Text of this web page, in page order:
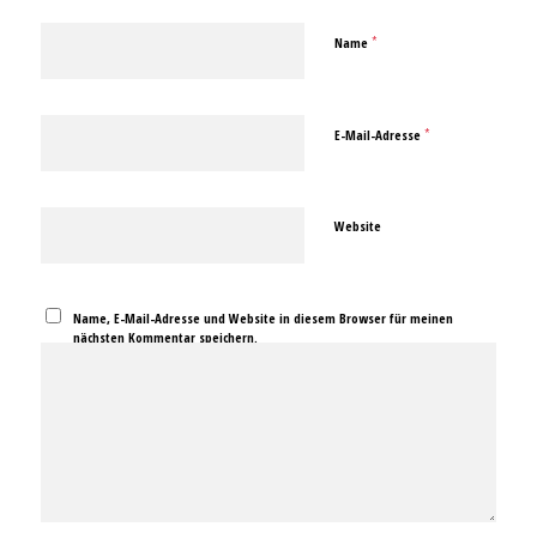
Name *
E-Mail-Adresse *
Website
Name, E-Mail-Adresse und Website in diesem Browser für meinen
nächsten Kommentar speichern.